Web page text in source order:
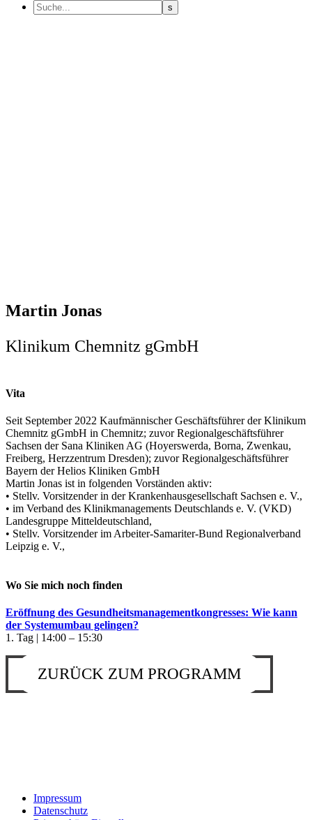
Martin Jonas
Klinikum Chemnitz gGmbH
Vita
Seit September 2022 Kaufmännischer Geschäftsführer der Klinikum
Chemnitz gGmbH in Chemnitz; zuvor Regionalgeschäftsführer
Sachsen der Sana Kliniken AG (Hoyerswerda, Borna, Zwenkau,
Freiberg, Herzzentrum Dresden); zuvor Regionalgeschäftsführer
Bayern der Helios Kliniken GmbH
Martin Jonas ist in folgenden Vorständen aktiv:
• Stellv. Vorsitzender in der Krankenhausgesellschaft Sachsen e. V.,
• im Verband des Klinikmanagements Deutschlands e. V. (VKD)
Landesgruppe Mitteldeutschland,
• Stellv. Vorsitzender im Arbeiter-Samariter-Bund Regionalverband
Leipzig e. V.,
Wo Sie mich noch finden
Eröffnung des Gesundheitsmanagementkongresses: Wie kann
der Systemumbau gelingen?
1. Tag | 14:00 – 15:30
ZURÜCK ZUM PROGRAMM
Impressum
Datenschutz